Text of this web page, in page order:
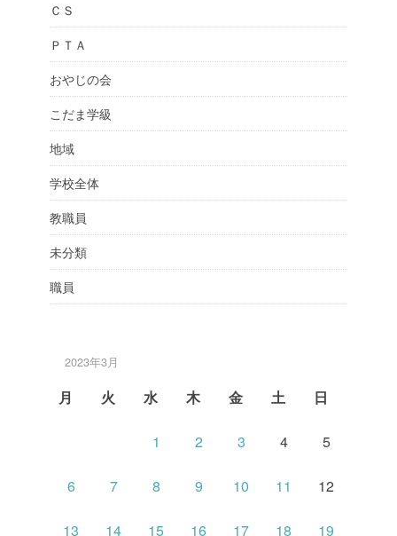
ＣＳ
ＰＴＡ
おやじの会
こだま学級
地域
学校全体
教職員
未分類
職員
2023年3月
月 火 水 木 金 土 日
1 2 3 4 5
6 7 8 9 10 11 12
13 14 15 16 17 18 19